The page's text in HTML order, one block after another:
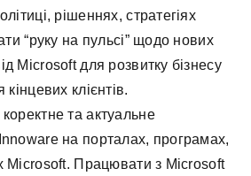
рішеннях, стратегіях
“руку на пульсі” щодо нових
Microsoft для розвитку бізнесу
клієнтів.
та актуальне
на порталах, програмах,
Microsoft. Працювати з Microsoft